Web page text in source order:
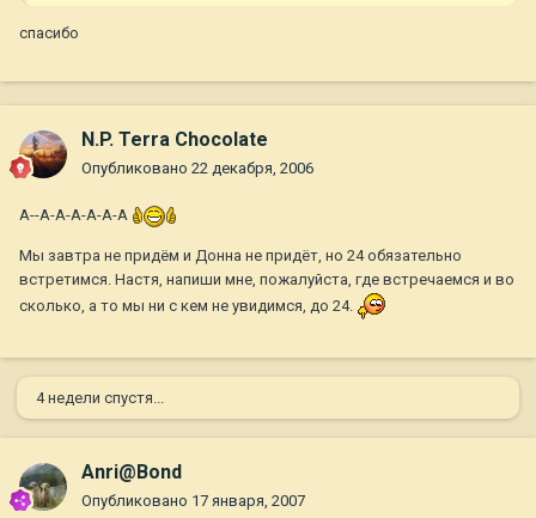
спасибо
N.P. Terra Chocolate
Опубликовано 22 декабря, 2006
А--А-А-А-А-А-А
Мы завтра не придём и Донна не придёт, но 24 обязательно
встретимся. Настя, напиши мне, пожалуйста, где встречаемся и во
сколько, а то мы ни с кем не увидимся, до 24.
4 недели спустя...
Anri@Bond
Опубликовано 17 января, 2007